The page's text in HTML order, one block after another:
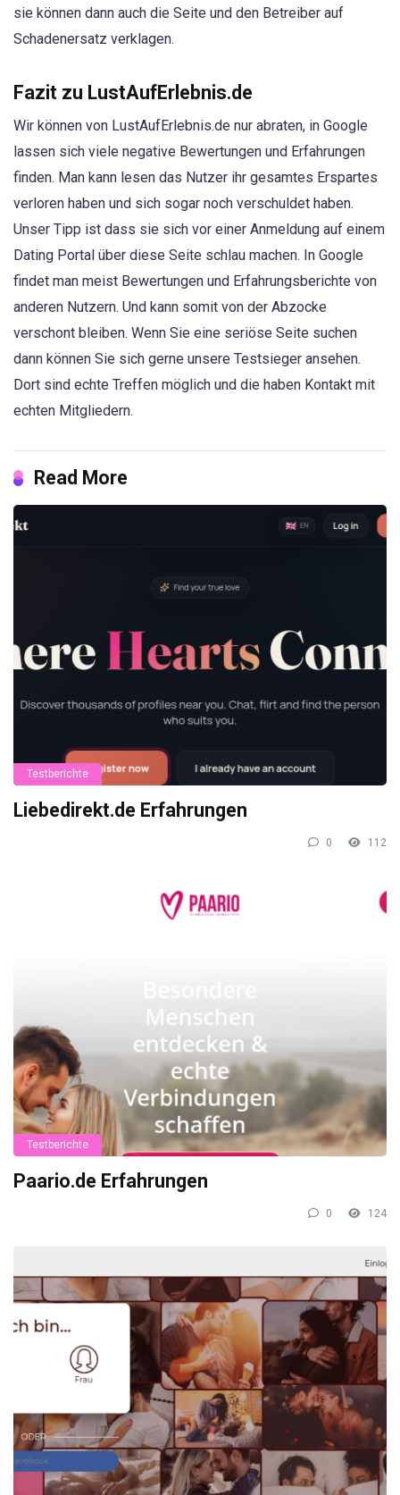
sie können dann auch die Seite und den Betreiber auf
Schadenersatz verklagen.
Fazit zu LustAufErlebnis.de
Wir können von LustAufErlebnis.de nur abraten, in Google
lassen sich viele negative Bewertungen und Erfahrungen
finden. Man kann lesen das Nutzer ihr gesamtes Erspartes
verloren haben und sich sogar noch verschuldet haben.
Unser Tipp ist dass sie sich vor einer Anmeldung auf einem
Dating Portal über diese Seite schlau machen. In Google
findet man meist Bewertungen und Erfahrungsberichte von
anderen Nutzern. Und kann somit von der Abzocke
verschont bleiben. Wenn Sie eine seriöse Seite suchen
dann können Sie sich gerne unsere Testsieger ansehen.
Dort sind echte Treffen möglich und die haben Kontakt mit
echten Mitgliedern.
Read More
Testberichte
Liebedirekt.de Erfahrungen
0 112
Testberichte
Paario.de Erfahrungen
0 124